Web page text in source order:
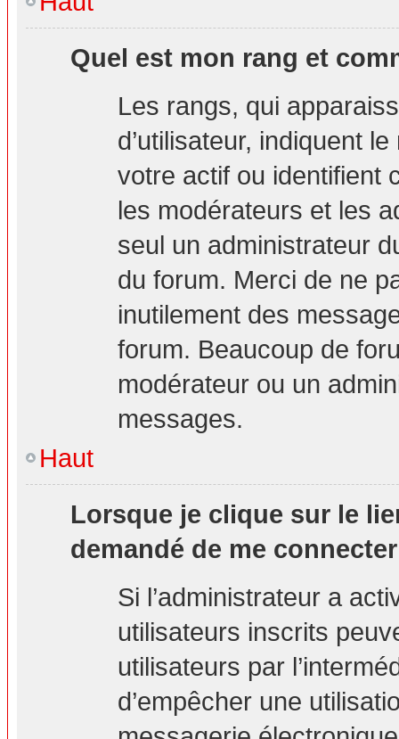
Quel est mon rang et
Les rangs, qui
d’utilisateur, indiquent
votre actif ou identifient
les modérateurs et les
seul un administrateur
du forum. Merci de ne
inutilement des
forum. Beaucoup de
modérateur ou un
messages.
Haut
Lorsque je clique sur le
demandé de me
Si l’administrateur a
utilisateurs inscrits
utilisateurs par
d’empêcher une